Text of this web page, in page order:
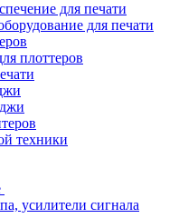
для печати
для печати
плоттеров
техники
усилители сигнала